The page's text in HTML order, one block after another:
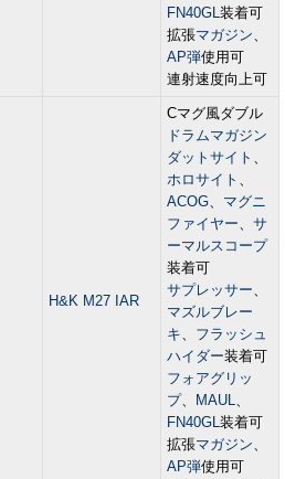
FN40GL装着可
拡張マガジン、
AP弾使用可
連射速度向上可
H&K M27 IAR
Cマグ風ダブル
ドラムマガジン
ダットサイト 、
ホロサイト 、
ACOG、 マグニ
ファイヤー、 サ
ーマルスコープ
装着可
サプレッサー、
マズルブレー
キ、 フラッシュ
ハイダー装着可
フォアグリッ
プ、 MAUL、
FN40GL装着可
拡張マガジン、
AP弾使用可